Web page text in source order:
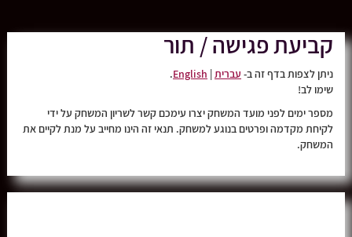
קביעת פגישה / תור
ניתן לצפות בדף זה ב- עברית|
English
.
שימו לב!
מספר ימים לפני מועד המשחק יצרו עימכם קשר לשריון המשחק על ידי
לקיחת מקדמה ופרטים בנוגע למשחק. תנאי זה הינו מחייב על מנת לקיים את
המשחק.